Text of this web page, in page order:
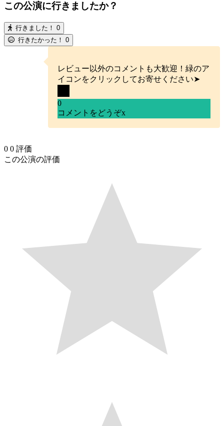
この公演に行きましたか？
行きました！ 0
行きたかった！ 0
レビュー以外のコメントも大歓迎！緑のア
イコンをクリックしてお寄せください➤
0
コメントをどうぞx
0 0 評価
この公演の評価